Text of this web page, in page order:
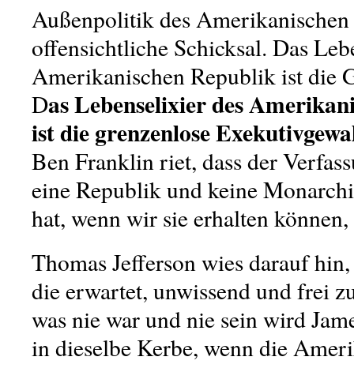
Außenpolitik des
offensichtliche Schicksal. Das
Amerikanischen Republik ist die
Das Lebenselixier des
ist die grenzenlose
Ben Franklin riet, dass der
eine Republik und keine
hat, wenn wir sie erhalten
Thomas Jefferson wies darauf
die erwartet, unwissend und frei
was nie war und nie sein wird
in dieselbe Kerbe, wenn die